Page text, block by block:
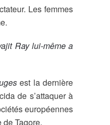
Les femmes
Ray lui-même a
est la dernière
de s’attaquer à
européennes
Tagore.